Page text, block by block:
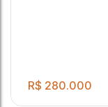
R$ 280.000